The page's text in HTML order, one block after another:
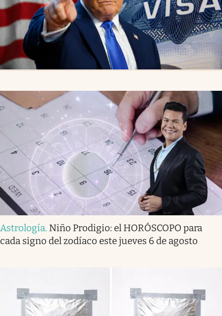
Astrología. Niño Prodigio: el HORÓSCOPO para
cada signo del zodíaco este jueves 6 de agosto